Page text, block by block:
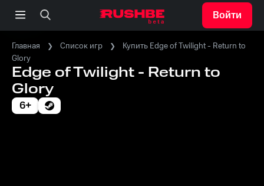
Войти
Главная Список игр
Купить Edge of Twilight - Return to
Glory
Edge of Twilight - Return to
Glory
6+